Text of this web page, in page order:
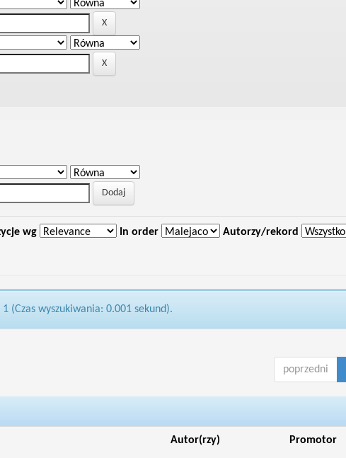
wg In order Autorzy/rekord
(Czas wyszukiwania: 0.001 sekund).
poprzedni
Autor(rzy) Promotor